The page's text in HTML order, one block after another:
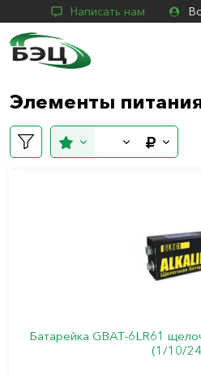
Написать нам
Элементы
Батарейка GBAT-6LR61
(1/10/